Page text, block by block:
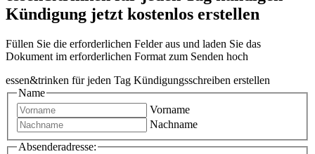
Kündigung jetzt kostenlos erstellen
Füllen Sie die erforderlichen Felder aus und laden Sie das
Dokument im erforderlichen Format zum Senden hoch
essen&trinken für jeden Tag Kündigungsschreiben erstellen
Name
Vorname
Nachname
Absenderadresse: